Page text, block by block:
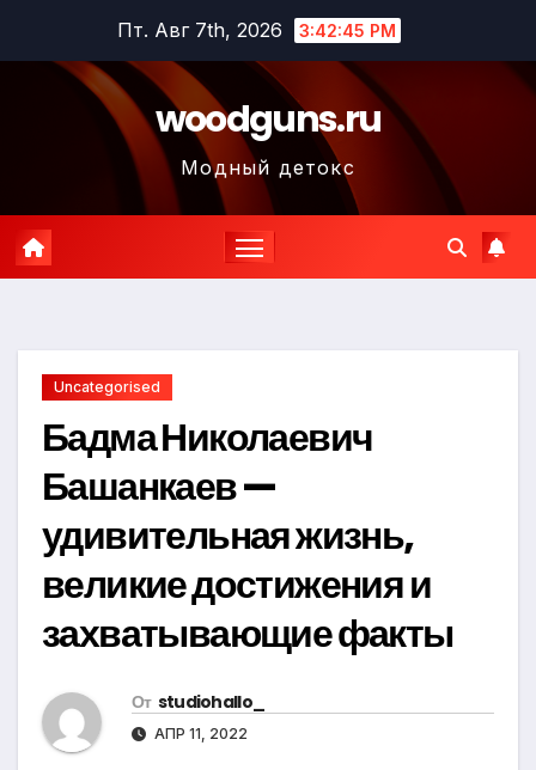
содержимому
Пт. Авг 7th, 2026 3:42:46 PM
woodguns.ru
Модный детокс
Uncategorised
Бадма Николаевич
Башанкаев —
удивительная жизнь,
великие достижения и
захватывающие факты
От studiohallo_
АПР 11, 2022